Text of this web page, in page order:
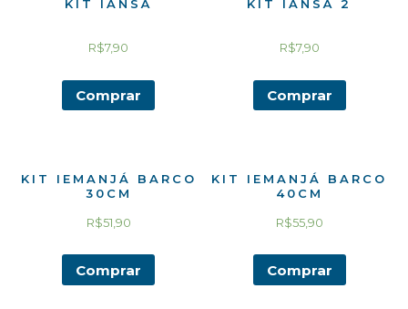
KIT IANSÃ
R$7,90
Comprar
KIT IANSÃ 2
R$7,90
Comprar
KIT IEMANJÁ BARCO
30CM
R$51,90
Comprar
KIT IEMANJÁ BARCO
40CM
R$55,90
Comprar